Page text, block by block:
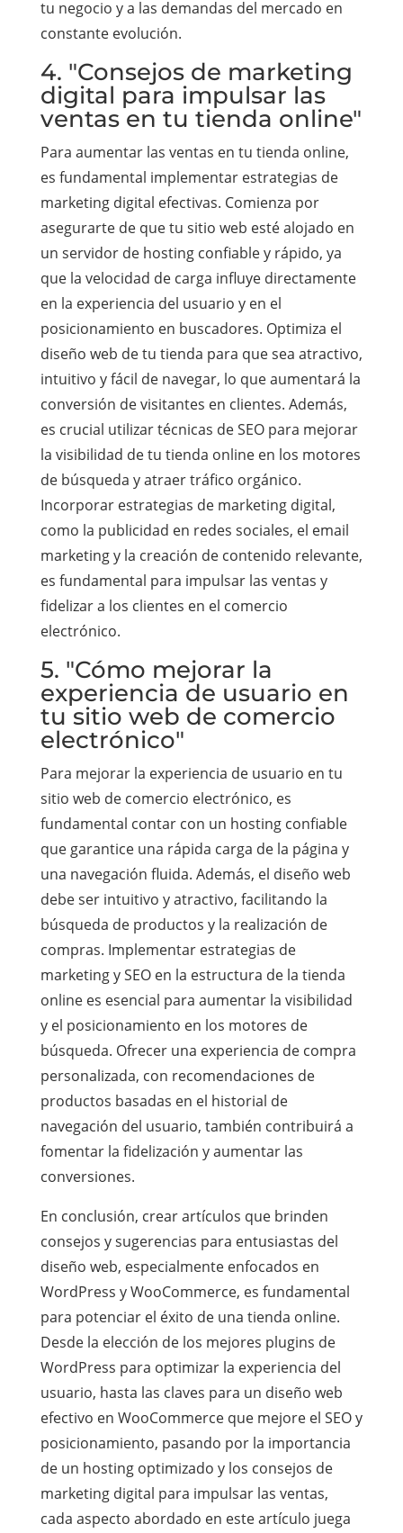
tu negocio y a las demandas del mercado en
constante evolución.
4. "Consejos de marketing
digital para impulsar las
ventas en tu tienda online"
Para aumentar las ventas en tu tienda online,
es fundamental implementar estrategias de
marketing digital efectivas. Comienza por
asegurarte de que tu sitio web esté alojado en
un servidor de hosting confiable y rápido, ya
que la velocidad de carga influye directamente
en la experiencia del usuario y en el
posicionamiento en buscadores. Optimiza el
diseño web de tu tienda para que sea atractivo,
intuitivo y fácil de navegar, lo que aumentará la
conversión de visitantes en clientes. Además,
es crucial utilizar técnicas de SEO para mejorar
la visibilidad de tu tienda online en los motores
de búsqueda y atraer tráfico orgánico.
Incorporar estrategias de marketing digital,
como la publicidad en redes sociales, el email
marketing y la creación de contenido relevante,
es fundamental para impulsar las ventas y
fidelizar a los clientes en el comercio
electrónico.
5. "Cómo mejorar la
experiencia de usuario en
tu sitio web de comercio
electrónico"
Para mejorar la experiencia de usuario en tu
sitio web de comercio electrónico, es
fundamental contar con un hosting confiable
que garantice una rápida carga de la página y
una navegación fluida. Además, el diseño web
debe ser intuitivo y atractivo, facilitando la
búsqueda de productos y la realización de
compras. Implementar estrategias de
marketing y SEO en la estructura de la tienda
online es esencial para aumentar la visibilidad
y el posicionamiento en los motores de
búsqueda. Ofrecer una experiencia de compra
personalizada, con recomendaciones de
productos basadas en el historial de
navegación del usuario, también contribuirá a
fomentar la fidelización y aumentar las
conversiones.
En conclusión, crear artículos que brinden
consejos y sugerencias para entusiastas del
diseño web, especialmente enfocados en
WordPress y WooCommerce, es fundamental
para potenciar el éxito de una tienda online.
Desde la elección de los mejores plugins de
WordPress para optimizar la experiencia del
usuario, hasta las claves para un diseño web
efectivo en WooCommerce que mejore el SEO y
posicionamiento, pasando por la importancia
de un hosting optimizado y los consejos de
marketing digital para impulsar las ventas,
cada aspecto abordado en este artículo juega